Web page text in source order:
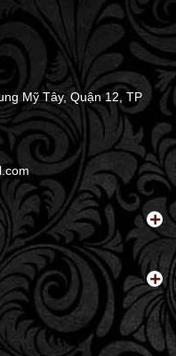
Mỹ Tây, Quận 12, TP